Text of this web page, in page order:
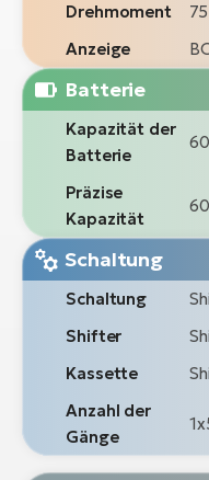
Drehmoment
Anzeige
Batterie
Kapazität der
Batterie
Präzise
Kapazität
Schaltung
Schaltung
Shifter
Kassette
Anzahl der
Gänge